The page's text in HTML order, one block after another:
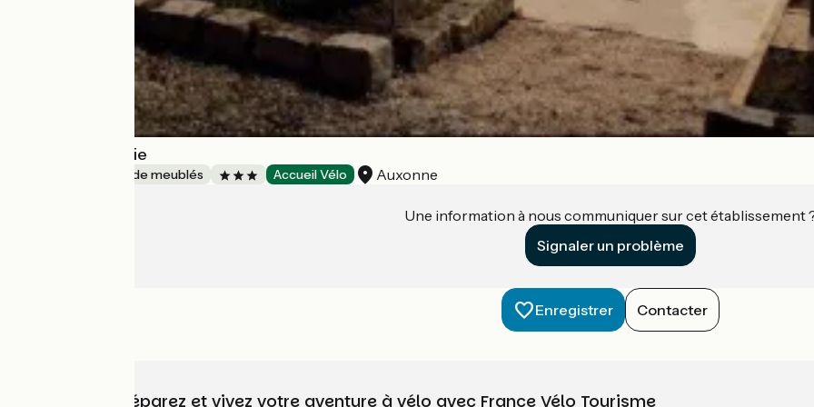
Gîte Chez Valérie
Gîtes et locations de meublés Accueil Vélo Auxonne
Une information à nous communiquer sur cet établissement
Signaler un problème
Enregistrer Contacter
Choisissez, préparez et vivez votre aventure à vélo avec France Vélo Tourisme